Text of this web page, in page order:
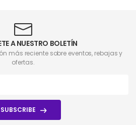
A NUESTRO BOLETÍN
más reciente sobre eventos, rebajas y
ofertas.
SUBSCRIBE